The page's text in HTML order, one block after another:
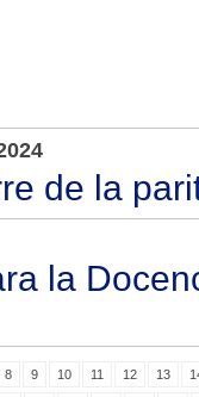
de la
la
8 9 10 11 12 13